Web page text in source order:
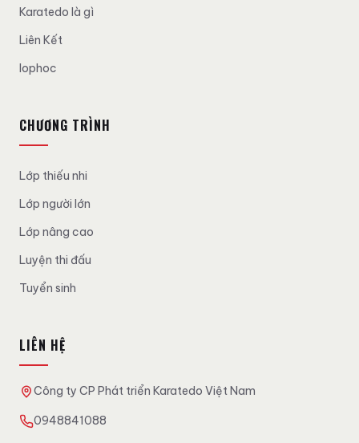
Karatedo là gì
Liên Kết
lophoc
CHƯƠNG TRÌNH
Lớp thiếu nhi
Lớp người lớn
Lớp nâng cao
Luyện thi đấu
Tuyển sinh
LIÊN HỆ
Công ty CP Phát triển Karatedo Việt Nam
0948841088